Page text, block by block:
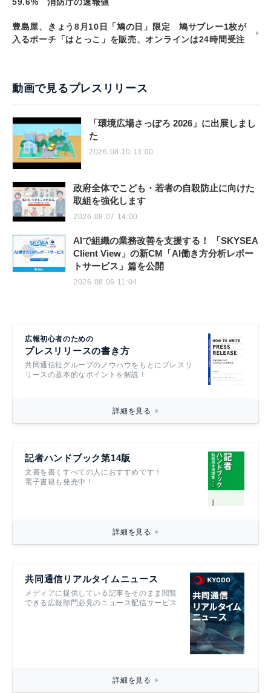
59.6% 消防庁の速報値
豊島屋、きょう8月10日「鳩の日」限定 鳩サブレー1枚が
入るポーチ「はとっこ」を販売、オンラインは24時間受注
動画で見るプレスリリース
「環境広場さっぽろ 2026」に出展しまし
た
2026.08.10 13:00
政府全体でこども・若者の自殺防止に向けた
取組を強化します
2026.08.07 14:00
AIで組織の業務改善を支援する！ 「SKYSEA
Client View」の新CM「AI働き方分析レポー
トサービス」篇を公開
2026.08.06 11:04
広報初心者のための
プレスリリースの書き方
共同通信社グループのノウハウをもとにプレスリ
リースの基本的なポイントを解説！
詳細を見る
記者ハンドブック第14版
文書を書くすべての人におすすめです！
電子書籍も発売中！
詳細を見る
共同通信リアルタイムニュース
メディアに提供している記事をそのまま閲覧
できる広報部門必見のニュース配信サービス
詳細を見る